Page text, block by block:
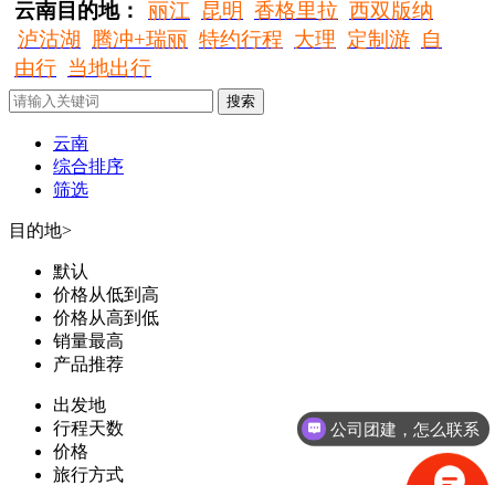
云南目的地： 丽江 昆明 香格里拉 西双版纳
泸沽湖
腾冲+瑞丽 特约行程 大理 定制游 自
由行 当地出行
云南
综合排序
筛选
目的地>
默认
价格从低到高
价格从高到低
销量最高
产品推荐
出发地
行程天数
价格
旅行方式
公司团建，怎么联系